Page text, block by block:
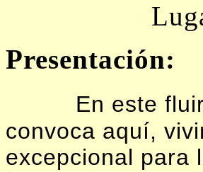
Presentación:
En este
convoca aquí,
excepcional para